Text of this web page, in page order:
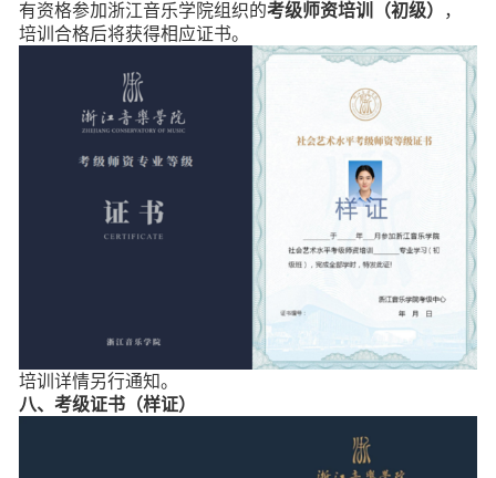
有资格参加浙江音乐学院组织的考级师资培训（初级）
，
培训合格后将获得相应证书。
培训详情另行通知。
八、考级证书（样证）